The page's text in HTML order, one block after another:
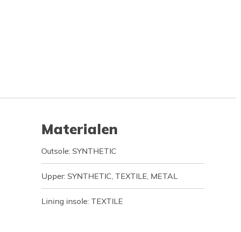
Materialen
Outsole: SYNTHETIC
Upper: SYNTHETIC, TEXTILE, METAL
Lining insole: TEXTILE